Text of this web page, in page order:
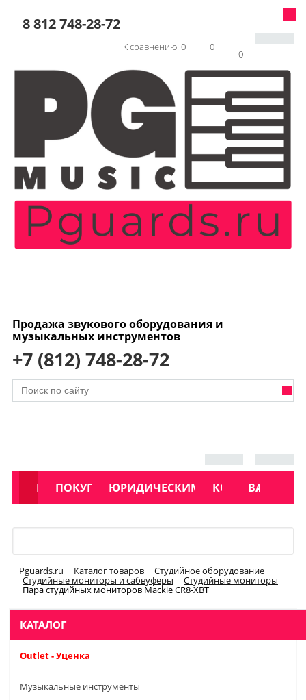
8 812 748-28-72
0
0
К сравнению: 0
Продажа звукового оборудования и
музыкальных инструментов
+7 (812) 748-28-72
АКЦИИ
КАТАЛОГ
ПОКУПАТЕЛЯМЮРИДИЧЕСКИМ ЛИЦАМКОНТАКТЫ
УСЛУГИ
Pguards.ru Каталог товаров Студийное оборудование
Студийные мониторы и сабвуферы Студийные мониторы
Пара студийных мониторов Mackie CR8-XBT
КАТАЛОГ
Outlet - Уценка
Музыкальные инструменты